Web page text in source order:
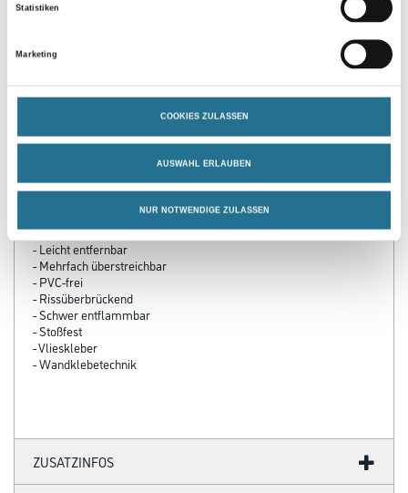
Statistiken
Marketing
COOKIES ZULASSEN
AUSWAHL ERLAUBEN
NUR NOTWENDIGE ZULASSEN
Bitte einloggen, um Preise zu
Produkteigenschaft
- Für Wand und Decke
- Keine Weichzeit
- Leicht entfernbar
- Mehrfach überstreichbar
- PVC-frei
- Rissüberbrückend
- Schwer entflammbar
- Stoßfest
- Vlieskleber
- Wandklebetechnik
ZUSATZINFOS